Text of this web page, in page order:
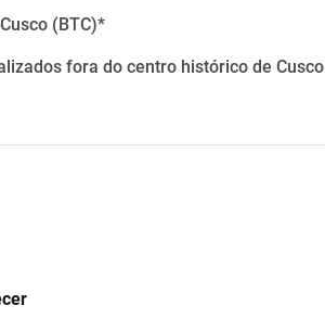
(BTC)*
fora do centro histórico de Cusco